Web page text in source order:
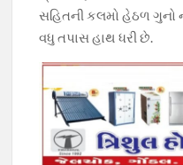
સહિતની કલમો હેઠળ ગુનો
વધુ તપાસ હાથ ધરી છે.